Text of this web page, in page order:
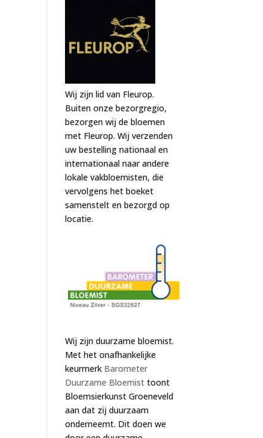
Wij zijn lid van Fleurop.
Buiten onze bezorgregio,
bezorgen wij de bloemen
met Fleurop. Wij verzenden
uw bestelling nationaal en
internationaal naar andere
lokale vakbloemisten, die
vervolgens het boeket
samenstelt en bezorgd op
locatie.
Wij zijn duurzame bloemist.
Met het onafhankelijke
keurmerk Barometer
Duurzame Bloemist toont
Bloemsierkunst Groeneveld
aan dat zij duurzaam
onderneemt. Dit doen we